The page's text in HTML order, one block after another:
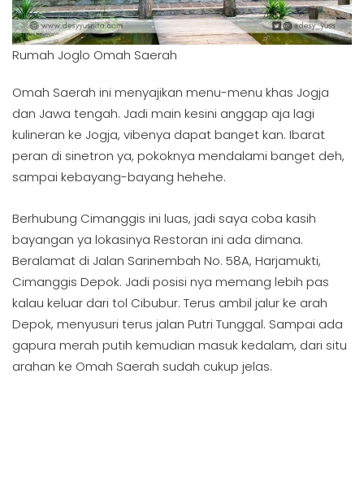
Rumah Joglo Omah Saerah
Omah Saerah ini menyajikan menu-menu khas Jogja
dan Jawa tengah. Jadi main kesini anggap aja lagi
kulineran ke Jogja, vibenya dapat banget kan. Ibarat
peran di sinetron ya, pokoknya mendalami banget deh,
sampai kebayang-bayang hehehe.
Berhubung Cimanggis ini luas, jadi saya coba kasih
bayangan ya lokasinya Restoran ini ada dimana.
Beralamat di Jalan Sarinembah No. 58A, Harjamukti,
Cimanggis Depok. Jadi posisi nya memang lebih pas
kalau keluar dari tol Cibubur. Terus ambil jalur ke arah
Depok, menyusuri terus jalan Putri Tunggal. Sampai ada
gapura merah putih kemudian masuk kedalam, dari situ
arahan ke Omah Saerah sudah cukup jelas.